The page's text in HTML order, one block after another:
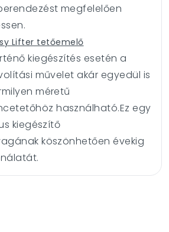
megfelelően
Lifter tetőemelő
kiegészítés esetén a
művelet akár egyedül is
méretű
használható.Ez egy
kiegészítő
köszönhetően évekig